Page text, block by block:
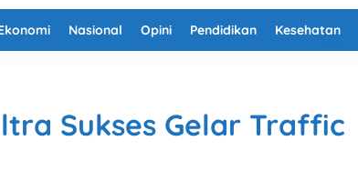
Nasional Opini Pendidikan Kesehatan
Sukses Gelar Traffic